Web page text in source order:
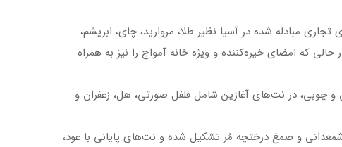
تجاری مبادله شده در آسیا نظیر طلا، مروارید، چای، ابریشم،
که امضای خیره‌کننده و ویژه خانه آمواج را نیز به همراه
و چوبی، در نت‌های آغازین شامل فلفل صورتی، هل، زعفران و
و صمغ درختچه مُر تشکیل شده و نت‌های پایانی با عود،